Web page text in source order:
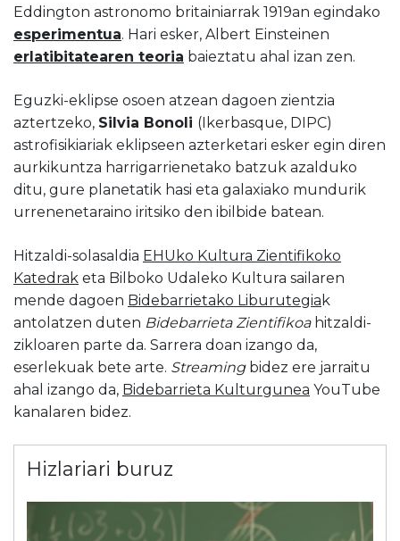
Eddington astronomo britainiarrak 1919an egindako
esperimentua. Hari esker, Albert Einsteinen
erlatibitatearen teoria baieztatu ahal izan zen.
Eguzki-eklipse osoen atzean dagoen zientzia
aztertzeko, Silvia Bonoli (Ikerbasque, DIPC)
astrofisikiariak eklipseen azterketari esker egin diren
aurkikuntza harrigarrienetako batzuk azalduko
ditu, gure planetatik hasi eta galaxiako mundurik
urrenenetaraino iritsiko den ibilbide batean.
Hitzaldi-solasaldia EHUko Kultura Zientifikoko
Katedrak eta Bilboko Udaleko Kultura sailaren
mende dagoen Bidebarrietako Liburutegia k
antolatzen duten Bidebarrieta Zientifikoahitzaldi-
zikloaren parte da. Sarrera doan izango da,
eserlekuak bete arte. Streamingbidez ere jarraitu
ahal izango da, Bidebarrieta Kulturgunea YouTube
kanalaren bidez.
Hizlariari buruz